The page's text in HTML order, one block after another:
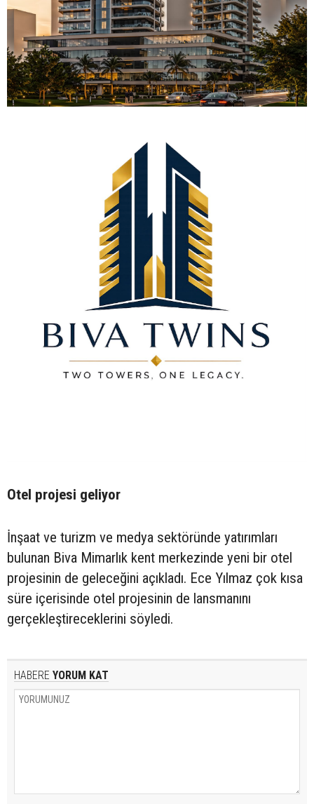
Otel projesi geliyor
İnşaat ve turizm ve medya sektöründe yatırımları
bulunan Biva Mimarlık kent merkezinde yeni bir otel
projesinin de geleceğini açıkladı. Ece Yılmaz çok kısa
süre içerisinde otel projesinin de lansmanını
gerçekleştireceklerini söyledi.
HABERE YORUM KAT